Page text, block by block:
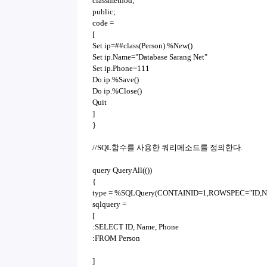
public;
code =
[
Set ip=##class(Person).%New()
Set ip.Name="Database Sarang Net"
Set ip.Phone=111
Do ip.%Save()
Do ip.%Close()
Quit
]
}
//SQL함수를 사용한 쿼리메소드를 정의한다.
query QueryAll(())
{
type =
sqlquery =
[
:SELECT ID, Name, Phone
:FROM Person
]